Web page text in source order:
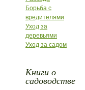
Борьба с
вредителями
Уход за
деревьями
Уход за садом
Книги о
садоводстве